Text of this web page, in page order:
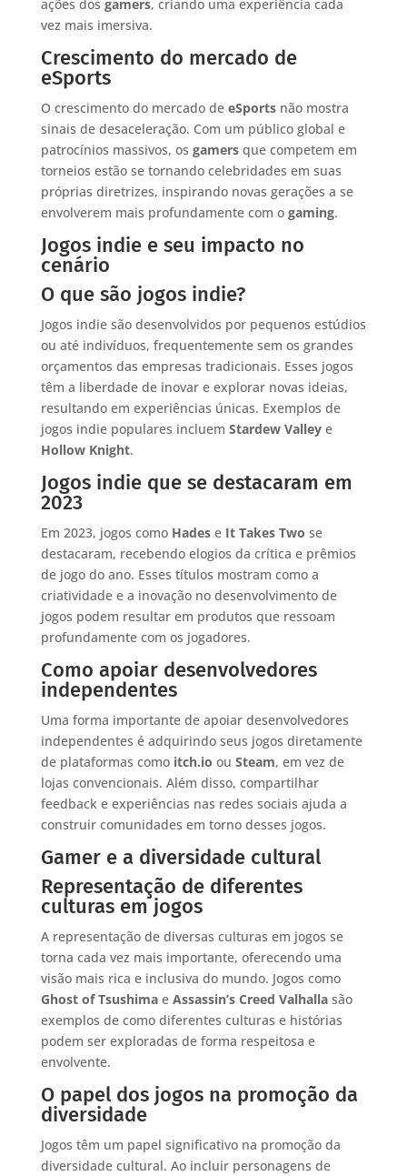
ações dos gamers, criando uma experiência cada
vez mais imersiva.
Crescimento do mercado de
eSports
O crescimento do mercado de eSportsnão mostra
sinais de desaceleração. Com um público global e
patrocínios massivos, os gamersque competem em
torneios estão se tornando celebridades em suas
próprias diretrizes, inspirando novas gerações a se
envolverem mais profundamente com o gaming.
Jogos indie e seu impacto no
cenário
O que são jogos indie?
Jogos indie são desenvolvidos por pequenos estúdios
ou até indivíduos, frequentemente sem os grandes
orçamentos das empresas tradicionais. Esses jogos
têm a liberdade de inovar e explorar novas ideias,
resultando em experiências únicas. Exemplos de
jogos indie populares incluem Stardew Valleye
Hollow Knight.
Jogos indie que se destacaram em
2023
Em 2023, jogos como Hadese It Takes Two se
destacaram, recebendo elogios da crítica e prêmios
de jogo do ano. Esses títulos mostram como a
criatividade e a inovação no desenvolvimento de
jogos podem resultar em produtos que ressoam
profundamente com os jogadores.
Como apoiar desenvolvedores
independentes
Uma forma importante de apoiar desenvolvedores
independentes é adquirindo seus jogos diretamente
de plataformas como itch.io ou Steam, em vez de
lojas convencionais. Além disso, compartilhar
feedback e experiências nas redes sociais ajuda a
construir comunidades em torno desses jogos.
Gamer e a diversidade cultural
Representação de diferentes
culturas em jogos
A representação de diversas culturas em jogos se
torna cada vez mais importante, oferecendo uma
visão mais rica e inclusiva do mundo. Jogos como
Ghost of Tsushimae Assassin’s Creed Valhallasão
exemplos de como diferentes culturas e histórias
podem ser exploradas de forma respeitosa e
envolvente.
O papel dos jogos na promoção da
diversidade
Jogos têm um papel significativo na promoção da
diversidade cultural. Ao incluir personagens de